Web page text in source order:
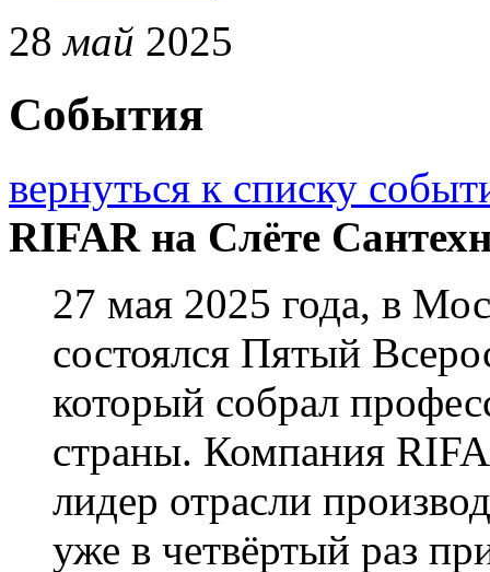
28 май 2025
События
вернуться к списку
RIFAR на Слёте
27 мая 2025 года, в
состоялся Пятый
который собрал
страны. Компания
лидер отрасли
уже в четвёртый раз